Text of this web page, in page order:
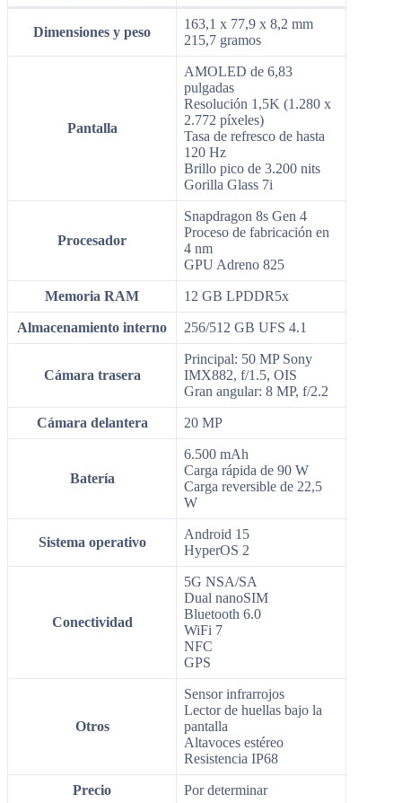
Dimensiones y peso
163,1 x 77,9 x 8,2 mm
215,7 gramos
Pantalla
AMOLED de 6,83
pulgadas
Resolución 1,5K (1.280 x
2.772 píxeles)
Tasa de refresco de hasta
120 Hz
Brillo pico de 3.200 nits
Gorilla Glass 7i
Procesador
Snapdragon 8s Gen 4
Proceso de fabricación en
4 nm
GPU Adreno 825
Memoria RAM 12 GB LPDDR5x
Almacenamiento interno 256/512 GB UFS 4.1
Cámara trasera
Principal: 50 MP Sony
IMX882, f/1.5, OIS
Gran angular: 8 MP, f/2.2
Cámara delantera 20 MP
Batería
6.500 mAh
Carga rápida de 90 W
Carga reversible de 22,5
W
Sistema operativo
Android 15
HyperOS 2
Conectividad
5G NSA/SA
Dual nanoSIM
Bluetooth 6.0
WiFi 7
NFC
GPS
Otros
Sensor infrarrojos
Lector de huellas bajo la
pantalla
Altavoces estéreo
Resistencia IP68
Precio Por determinar